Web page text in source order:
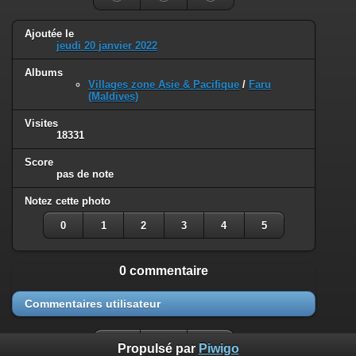
Ajoutée le
jeudi 20 janvier 2022
Albums
Villages zone Asie & Pacifique / Faru
(Maldives)
Visites
18331
Score
pas de note
Notez cette photo
0 1 2 3 4 5
0 commentaire
Commentaires utilisateur
Propulsé par Piwigo